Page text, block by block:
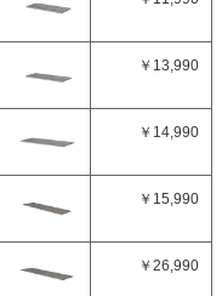
￥13,990
￥14,990
￥15,990
￥26,990